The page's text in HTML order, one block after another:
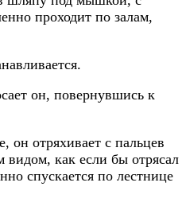
проходит по залам,
он, повернувшись к
он отряхивает с пальцев
видом, как если бы отрясал
спускается по лестнице